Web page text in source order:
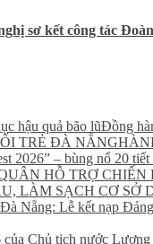
sơ kết công tác
Đồng
LÀM SẠCH CƠ